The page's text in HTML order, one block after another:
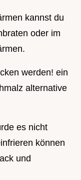
kannst du
oder im
werden! ein
alternative
es nicht
können
und